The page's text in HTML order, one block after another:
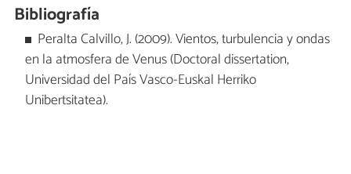
Bibliografía
Peralta Calvillo, J. (2009). Vientos, turbulencia y ondas
en la atmosfera de Venus (Doctoral dissertation,
Universidad del País Vasco-Euskal Herriko
Unibertsitatea).